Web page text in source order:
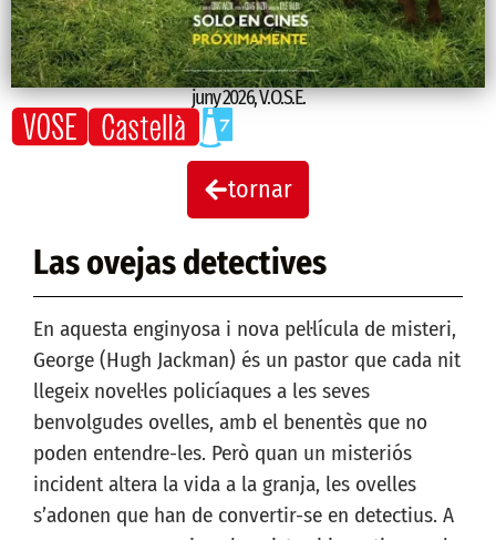
juny 2026,V.O.S.E.
tornar
Las ovejas detectives
En aquesta enginyosa i nova pel·lícula de misteri,
George (Hugh Jackman) és un pastor que cada nit
llegeix novel·les policíaques a les seves
benvolgudes ovelles, amb el benentès que no
poden entendre-les. Però quan un misteriós
incident altera la vida a la granja, les ovelles
s’adonen que han de convertir-se en detectius. A